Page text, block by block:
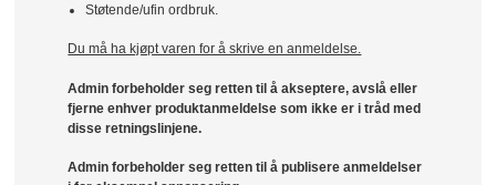
Støtende/ufin ordbruk.
Du må ha kjøpt varen for å skrive en anmeldelse.
Admin forbeholder seg retten til å akseptere, avslå eller
fjerne enhver produktanmeldelse som ikke er i tråd med
disse retningslinjene.
Admin forbeholder seg retten til å publisere anmeldelser